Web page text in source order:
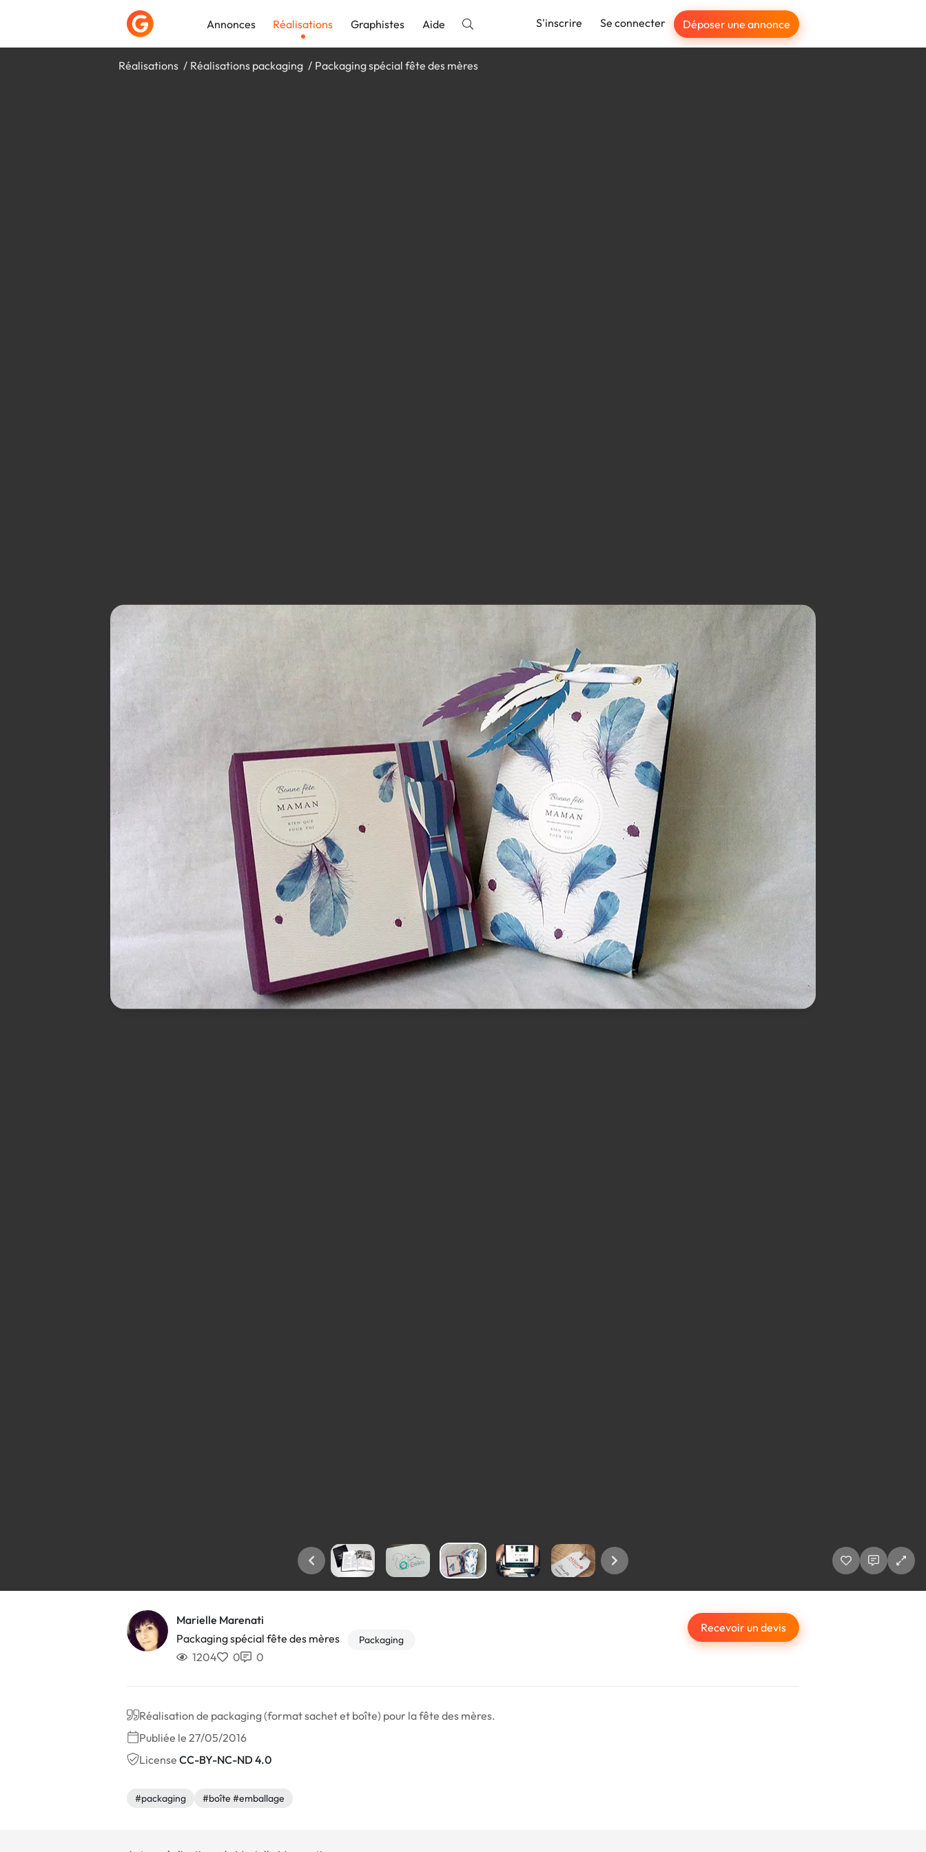
Annonces Réalisations Graphistes Aide S'inscrire Se connecter Déposer une annonce
Réalisations Réalisations packaging Packaging spécial fête des mères
Marielle Marenati
Packaging spécial fête des mères
Packaging
1204 0 0
Recevoir un devis
Réalisation de packaging (format sachet et boîte) pour la fête des mères.
Publiée le 27/05/2016
License CC-BY-NC-ND 4.0
#packaging #boîte #emballage